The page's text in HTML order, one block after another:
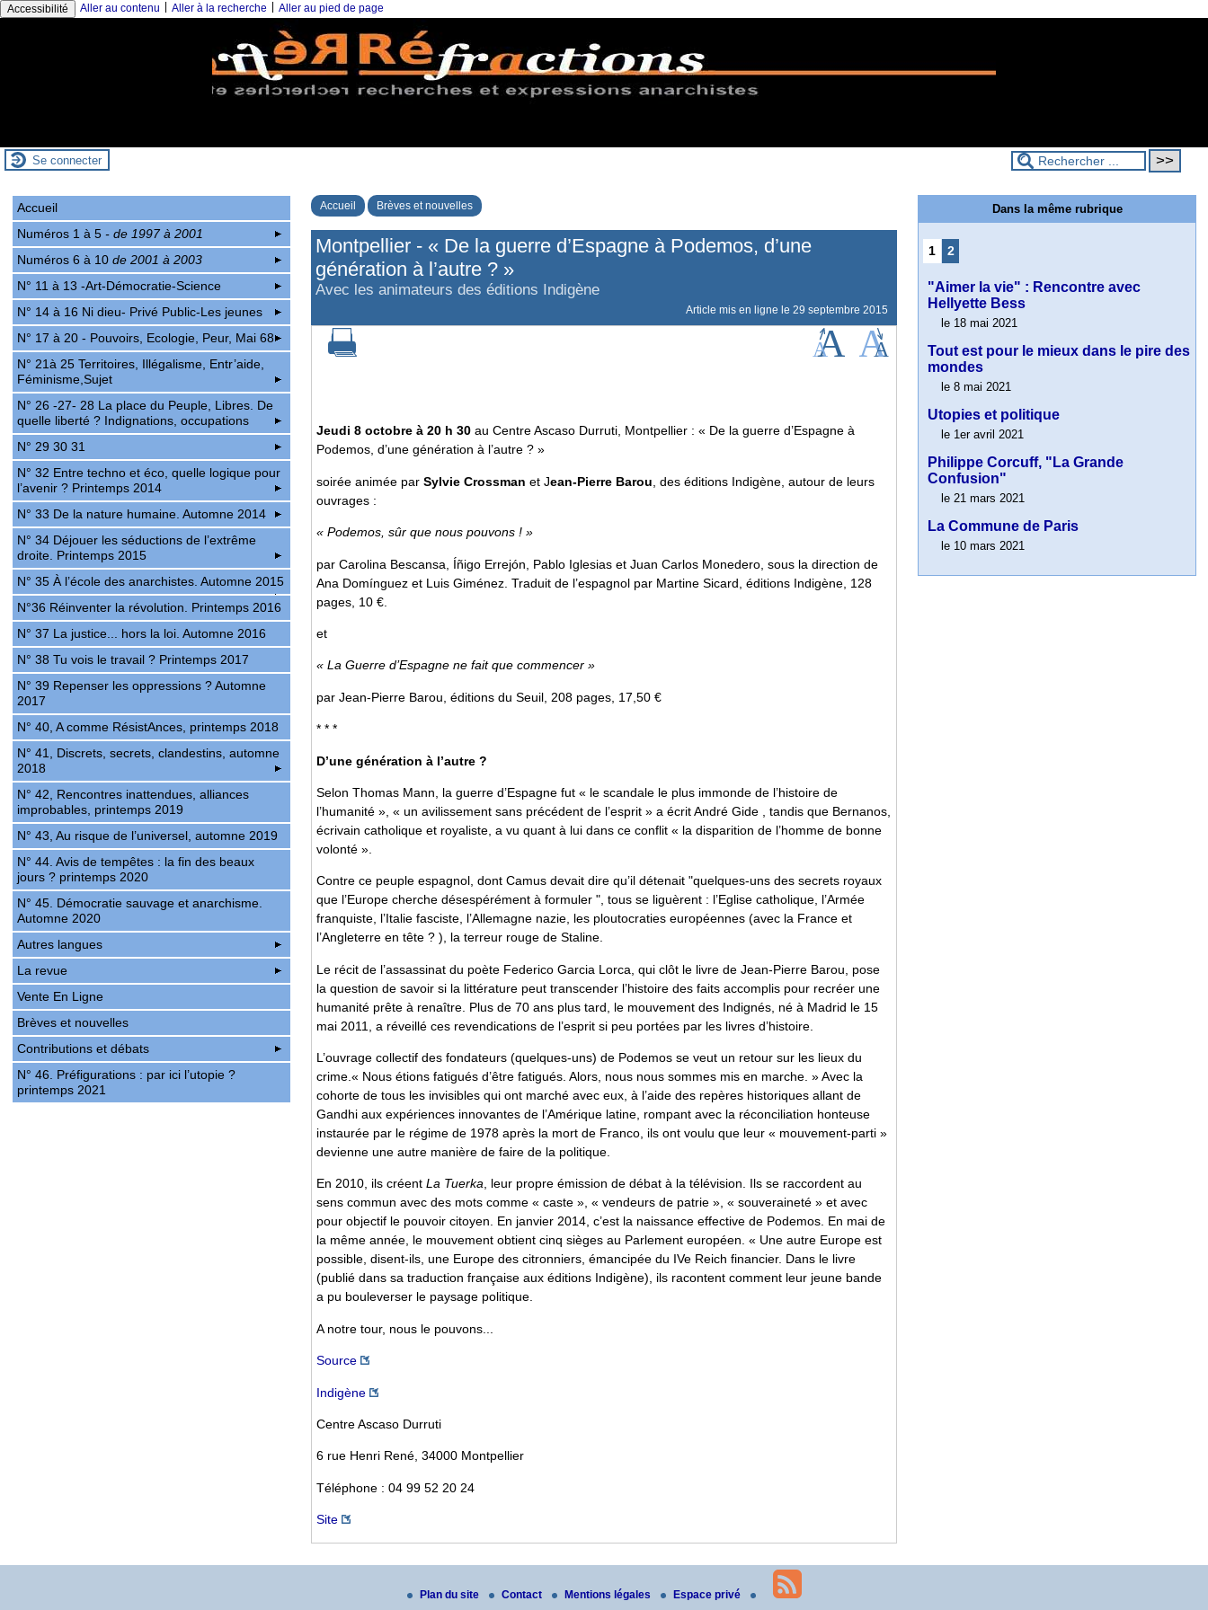
Accessibilité Aller au contenu Aller à la recherche Aller au pied de page
Se connecter
Accueil Brèves et nouvelles
Montpellier - « De la guerre d’Espagne à Podemos, d’une
génération à l’autre ? »
Avec les animateurs des éditions Indigène
Article mis en ligne le 29 septembre 2015
Jeudi 8 octobre à 20 h 30 au Centre Ascaso Durruti, Montpellier : « De la guerre d’Espagne à
Podemos, d’une génération à l’autre ? »
soirée animée par Sylvie Crossman et Jean-Pierre Barou , des éditions Indigène, autour de leurs
ouvrages :
« Podemos, sûr que nous pouvons ! »
par Carolina Bescansa, Íñigo Errejón, Pablo Iglesias et Juan Carlos Monedero, sous la direction de
Ana Domínguez et Luis Giménez. Traduit de l’espagnol par Martine Sicard, éditions Indigène, 128
pages, 10 €.
et
« La Guerre d’Espagne ne fait que commencer »
par Jean-Pierre Barou, éditions du Seuil, 208 pages, 17,50 €
* * *
D’une génération à l’autre ?
Selon Thomas Mann, la guerre d’Espagne fut « le scandale le plus immonde de l’histoire de
l’humanité », « un avilissement sans précédent de l’esprit » a écrit André Gide , tandis que Bernanos,
écrivain catholique et royaliste, a vu quant à lui dans ce conflit « la disparition de l’homme de bonne
volonté ».
Contre ce peuple espagnol, dont Camus devait dire qu’il détenait "quelques-uns des secrets royaux
que l’Europe cherche désespérément à formuler ", tous se liguèrent : l’Eglise catholique, l’Armée
franquiste, l’Italie fasciste, l’Allemagne nazie, les ploutocraties européennes (avec la France et
l’Angleterre en tête ? ), la terreur rouge de Staline.
Le récit de l’assassinat du poète Federico Garcia Lorca, qui clôt le livre de Jean-Pierre Barou, pose
la question de savoir si la littérature peut transcender l’histoire des faits accomplis pour recréer une
humanité prête à renaître. Plus de 70 ans plus tard, le mouvement des Indignés, né à Madrid le 15
mai 2011, a réveillé ces revendications de l’esprit si peu portées par les livres d’histoire.
L’ouvrage collectif des fondateurs (quelques-uns) de Podemos se veut un retour sur les lieux du
crime.« Nous étions fatigués d’être fatigués. Alors, nous nous sommes mis en marche. » Avec la
cohorte de tous les invisibles qui ont marché avec eux, à l’aide des repères historiques allant de
Gandhi aux expériences innovantes de l’Amérique latine, rompant avec la réconciliation honteuse
instaurée par le régime de 1978 après la mort de Franco, ils ont voulu que leur « mouvement-parti »
devienne une autre manière de faire de la politique.
En 2010, ils créent La Tuerka, leur propre émission de débat à la télévision. Ils se raccordent au
sens commun avec des mots comme « caste », « vendeurs de patrie », « souveraineté » et avec
pour objectif le pouvoir citoyen. En janvier 2014, c’est la naissance effective de Podemos. En mai de
la même année, le mouvement obtient cinq sièges au Parlement européen. « Une autre Europe est
possible, disent-ils, une Europe des citronniers, émancipée du IVe Reich financier. Dans le livre
(publié dans sa traduction française aux éditions Indigène), ils racontent comment leur jeune bande
a pu bouleverser le paysage politique.
A notre tour, nous le pouvons...
Source
Indigène
Centre Ascaso Durruti
6 rue Henri René, 34000 Montpellier
Téléphone : 04 99 52 20 24
Site
Accueil
Numéros 1 à 5- de 1997 à 2001
Numéros 6 à 10de 2001 à 2003
N° 11 à 13 -Art-Démocratie-Science
N° 14 à 16 Ni dieu- Privé Public-Les jeunes
N° 17 à 20 - Pouvoirs, Ecologie, Peur, Mai 68
N° 21à 25 Territoires, Illégalisme, Entr’aide,
Féminisme,Sujet
N° 26 -27- 28 La place du Peuple, Libres. De
quelle liberté ? Indignations, occupations
N° 29 30 31
N° 32 Entre techno et éco, quelle logique pour
l’avenir ? Printemps 2014
N° 33 De la nature humaine. Automne 2014
N° 34 Déjouer les séductions de l’extrême
droite. Printemps 2015
N° 35 À l’école des anarchistes. Automne 2015
N°36 Réinventer la révolution. Printemps 2016
N° 37 La justice... hors la loi. Automne 2016
N° 38 Tu vois le travail ? Printemps 2017
N° 39 Repenser les oppressions ? Automne
2017
N° 40, A comme RésistAnces, printemps 2018
N° 41, Discrets, secrets, clandestins, automne
2018
N° 42, Rencontres inattendues, alliances
improbables, printemps 2019
N° 43, Au risque de l’universel, automne 2019
N° 44. Avis de tempêtes : la fin des beaux
jours ? printemps 2020
N° 45. Démocratie sauvage et anarchisme.
Automne 2020
Autres langues
La revue
Vente En Ligne
Brèves et nouvelles
Contributions et débats
N° 46. Préfigurations : par ici l’utopie ?
printemps 2021
Dans la même rubrique
1 2
"Aimer la vie" : Rencontre avec
Hellyette Bess
le 18 mai 2021
Tout est pour le mieux dans le pire des
mondes
le 8 mai 2021
Utopies et politique
le 1er avril 2021
Philippe Corcuff, "La Grande
Confusion"
le 21 mars 2021
La Commune de Paris
le 10 mars 2021
Plan du site Contact Mentions légales Espace privé